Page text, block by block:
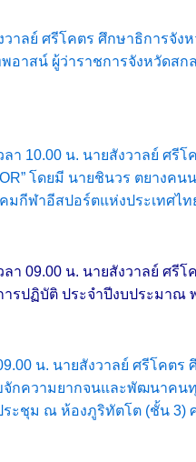
วาลย์ ศรีโคตร ศึกษาธิการจั
อาสน์ ผู้ว่าราชการจังหวัดส
ลา 10.00 น. นายสังวาลย์ ศรี
โดยมี นายชินวร ตยา
กีฬาอีสปอร์ตแห่งประเทศไ
ลา 09.00 น. นายสังวาลย์ ศ
รปฏิบัติ ประจำปีงบประมาณ
น. นายสังวาลย์ ศรีโค
กความยากจนและพัฒนาคนทุ
ะชุม ณ ห้องภูริทัตโต (ชั้น 3)